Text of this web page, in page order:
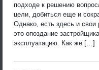
подходе к решению
цели, добиться еще и
Однако, есть здесь и
это опоздание
эксплуатацию. Как же […]